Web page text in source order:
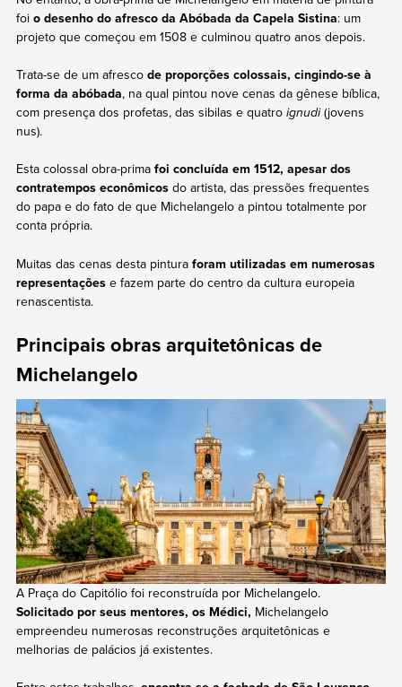
foio desenho do afresco da Abóbada da Capela Sistina: um
projeto que começou em 1508 e culminou quatro anos depois.
Trata-se de um afresco de proporções colossais, cingindo-se à
forma da abóbada, na qual pintou nove cenas da gênese bíblica,
com presença dos profetas, das sibilas e quatro ignudi(jovens
nus).
Esta colossal obra-prima foi concluída em 1512, apesar dos
contratempos econômicos do artista, das pressões frequentes
do papa e do fato de que Michelangelo a pintou totalmente por
conta própria.
Muitas das cenas desta pintura foram utilizadas em numerosas
representaçõese fazem parte do centro da cultura europeia
renascentista.
Principais obras arquitetônicas de
Michelangelo
A Praça do Capitólio foi reconstruída por Michelangelo.
Solicitado por seus mentores, os Médici, Michelangelo
empreendeu numerosas reconstruções arquitetônicas e
melhorias de palácios já existentes.